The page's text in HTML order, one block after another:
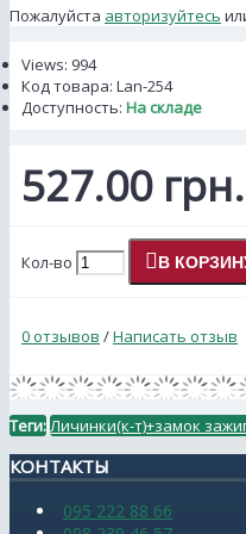
Пожалуйста авторизуйтесь
Views: 994
Код товара: Lan-254
Доступность: На складе
527.00 грн.
Кол-во В
0 отзывов /Написать отзыв
Теги:Личинки(к-т)+замок
КОНТАКТЫ
095 222 88 66